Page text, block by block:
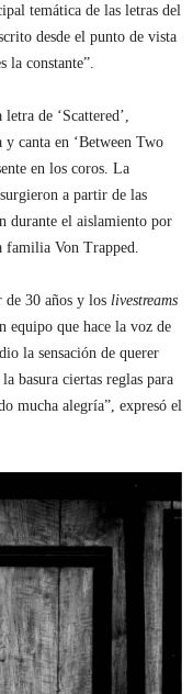
temática de las letras del
desde el punto de vista
la constante”.
de ‘Scattered’,
canta en ‘Between Two
en los coros. La
a partir de las
durante el aislamiento por
Von Trapped.
30 años y los livestreams
equipo que hace la voz de
la sensación de querer
basura ciertas reglas para
mucha alegría”, expresó el